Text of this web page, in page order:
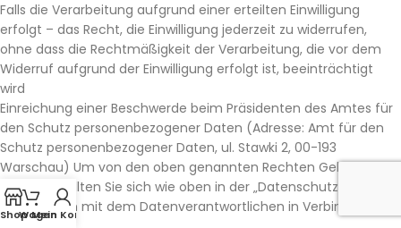
Falls die Verarbeitung aufgrund einer erteilten Einwilligung
erfolgt – das Recht, die Einwilligung jederzeit zu widerrufen,
ohne dass die Rechtmäßigkeit der Verarbeitung, die vor dem
Widerruf aufgrund der Einwilligung erfolgt ist, beeinträchtigt
wird
Einreichung einer Beschwerde beim Präsidenten des Amtes für
den Schutz personenbezogener Daten (Adresse: Amt für den
Schutz personenbezogener Daten, ul. Stawki 2, 00-193
Warschau) Um von den oben genannten Rechten Gebrauch zu
machen, sollten Sie sich wie oben in der „Datenschutzrichtlinie“
beschrieben mit dem Datenverantwortlichen in Verbindung
ShopWagen
Mein Konto